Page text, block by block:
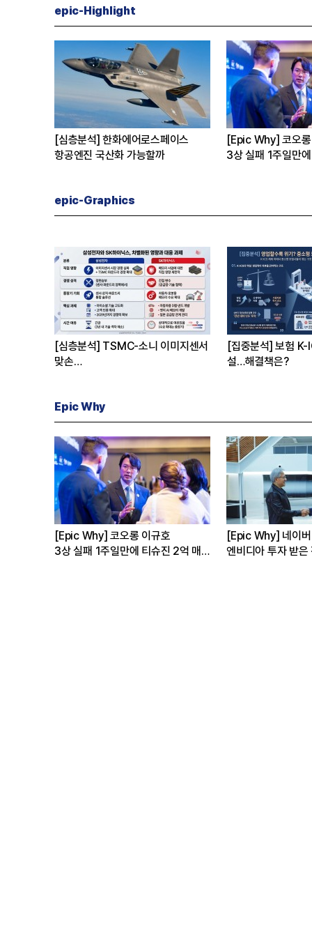
epic-Highlight
[CEO’s Speech] 최태원
“AI는 경기사이클 아닌 산업진화 그
[심층분석] 포스
본격화
epic-Graphics
[심층분석] TSMC-소니 이미지센서
맞손
[집중분석] 보험 K-
설…해결책은?
Epic Why
[Epic Why] 정의선 현대차 회장
가나에 간 까닭은
[Epic Why] 김남구
인수’